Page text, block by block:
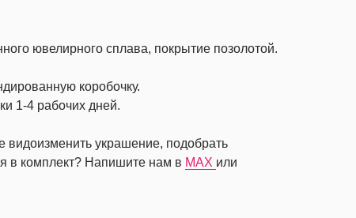
ювелирного сплава, покрытие позолотой.
коробочку.
1-4 рабочих дней.
видоизменить украшение, подобрать
в комплект? Напишите нам в MAX или